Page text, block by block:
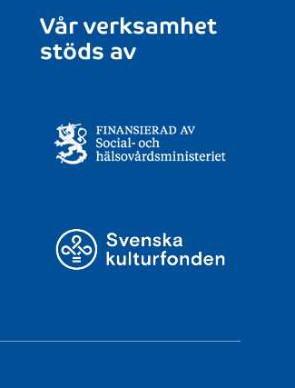
Vår verksamhet
stöds av